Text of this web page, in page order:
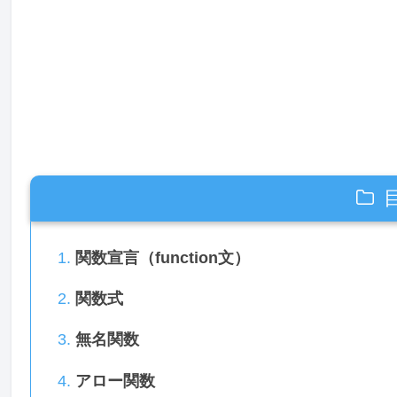
関数宣言（function文）
関数式
無名関数
アロー関数